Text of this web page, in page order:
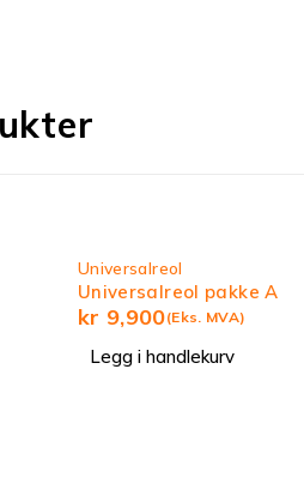
Universalreol
Universalreol pakke A
kr 9,900(Eks. MVA)
Legg i handlekurv